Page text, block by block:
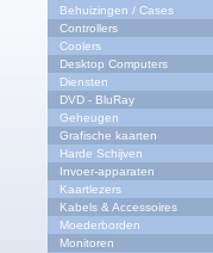
Behuizingen / Cases
Controllers
Coolers
Desktop Computers
Diensten
DVD - BluRay
Geheugen
Grafische kaarten
Harde Schijven
Invoer-apparaten
Kaartlezers
Kabels & Accessoires
Moederborden
Monitoren